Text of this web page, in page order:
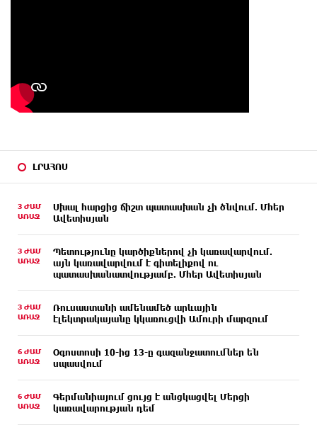
ԼՐԱՀՈՍ
3 ԺԱՄ
ԱՌԱՋ
Սխալ հարցից ճիշտ պատասխան չի ծնվում. Մհեր
Ավետիսյան
3 ԺԱՄ
ԱՌԱՋ
Պետությունը կարծիքներով չի կառավարվում.
այն կառավարվում է գիտելիքով ու
պատասխանատվությամբ. Մհեր Ավետիսյան
3 ԺԱՄ
ԱՌԱՋ
Ռուսաստանի ամենամեծ արևային
էլեկտրակայանը կկառուցվի Ամուրի մարզում
6 ԺԱՄ
ԱՌԱՋ
Օգոստոսի 10-ից 13-ը գազանջատումներ են
սպասվում
6 ԺԱՄ
ԱՌԱՋ
Գերմանիայում ցույց է անցկացվել Մերցի
կառավարության դեմ